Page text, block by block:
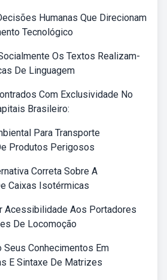
Humanas Que Direcionam
Tecnológico
Os Textos Realizam-
De Linguagem
Com Exclusividade No
Brasileiro:
Para Transporte
Produtos Perigosos
Correta Sobre A
Caixas Isotérmicas
Acessibilidade Aos Portadores
De Locomoção
Seus Conhecimentos Em
E Sintaxe De Matrizes